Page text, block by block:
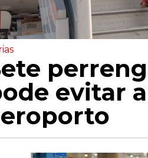
evitar